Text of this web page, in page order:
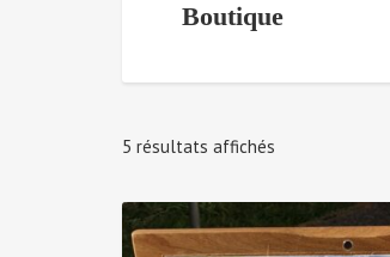
Boutique
5 résultats affichés
popularité